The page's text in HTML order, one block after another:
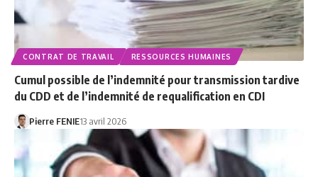
CONTRAT DE TRAVAIL RESSOURCES HUMAINES
Cumul possible de l’indemnité pour transmission tardive
du CDD et de l’indemnité de requalification en CDI
Pierre FENIE13 avril 2026